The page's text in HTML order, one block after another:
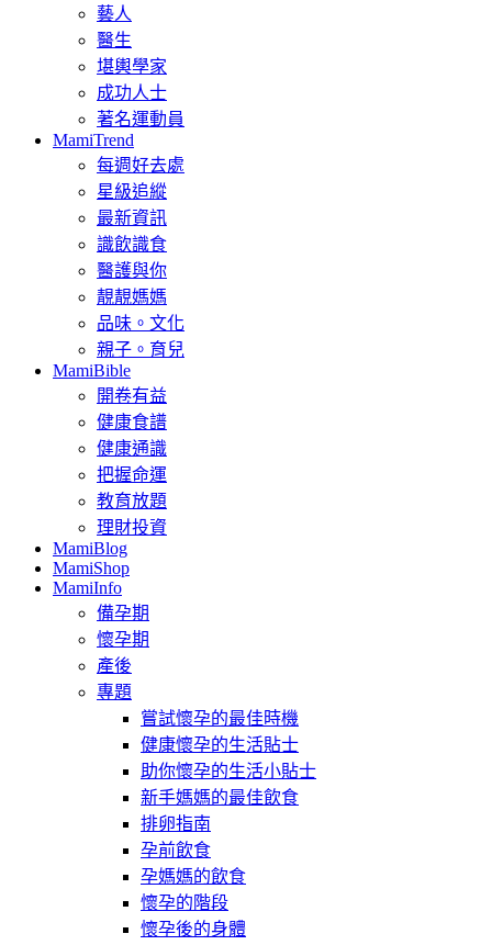
藝人
醫生
堪輿學家
成功人士
著名運動員
MamiTrend
每週好去處
星級追縱
最新資訊
識飲識食
醫護與你
靚靚媽媽
品味。文化
親子。育兒
MamiBible
開卷有益
健康食譜
健康通識
把握命運
教育放題
理財投資
MamiBlog
MamiShop
MamiInfo
備孕期
懷孕期
產後
專題
嘗試懷孕的最佳時機
健康懷孕的生活貼士
助你懷孕的生活小貼士
新手媽媽的最佳飲食
排卵指南
孕前飲食
孕媽媽的飲食
懷孕的階段
懷孕後的身體